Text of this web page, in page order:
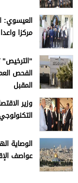
العيسوي:
مركزا
الفحص
المقبل
وزير
الوصاية
عواصف